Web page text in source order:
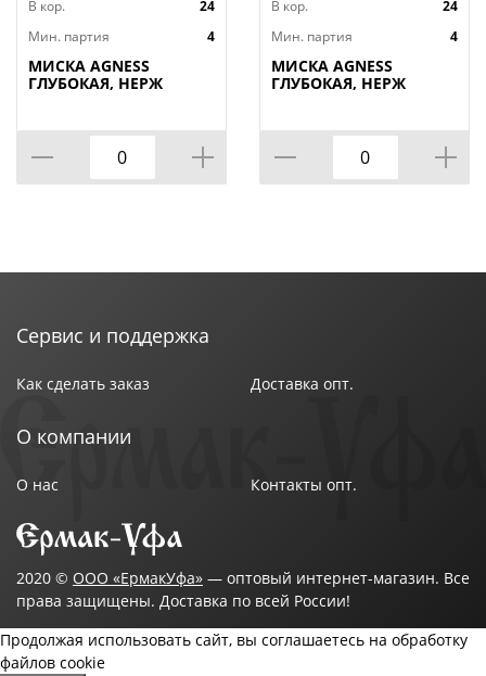
В кор.
24
Мин. партия
4
МИСКА AGNESS
ГЛУБОКАЯ, НЕРЖ
ДНО, 26 СМ 3 Л
В кор.
24
Мин. партия
4
МИСКА AGNESS
ГЛУБОКАЯ, НЕРЖ
ДНО, 28 СМ 4,2 Л
Сервис и поддержка
Как сделать заказ Доставка опт.
О компании
О нас Контакты опт.
2020 © ООО «ЕрмакУфа» — оптовый интернет-магазин. Все
права защищены. Доставка по всей России!
Продолжая использовать сайт, вы соглашаетесь на обработку
файлов cookie